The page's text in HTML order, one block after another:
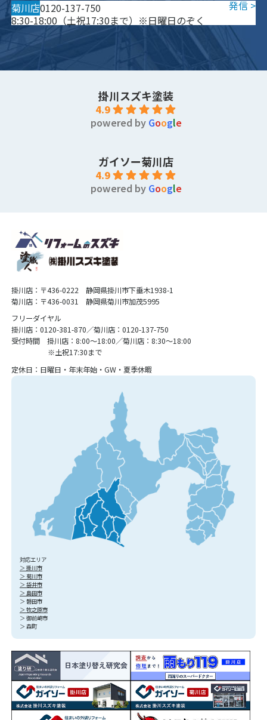
菊川店0120-137-750
8:30-18:00（土祝17:30まで）※日曜日のぞく
掛川スズキ塗装
4.9
powered by Google
ガイソー菊川店
4.9
powered by Google
掛川店：〒436-0222 静岡県掛川市下垂木1938-1
菊川店：〒436-0031 静岡県菊川市加茂5995
フリーダイヤル
掛川店：0120-381-870／菊川店：0120-137-750
受付時間 掛川店：8:00〜18:00／菊川店：8:30〜18:00
※土祝17:30まで
定休日：日曜日・年末年始・GW・夏季休暇
対応エリア
＞ 掛川市
＞ 菊川市
＞ 袋井市
＞ 島田市
＞ 磐田市
＞ 牧之原市
＞ 御前崎市
＞ 森町